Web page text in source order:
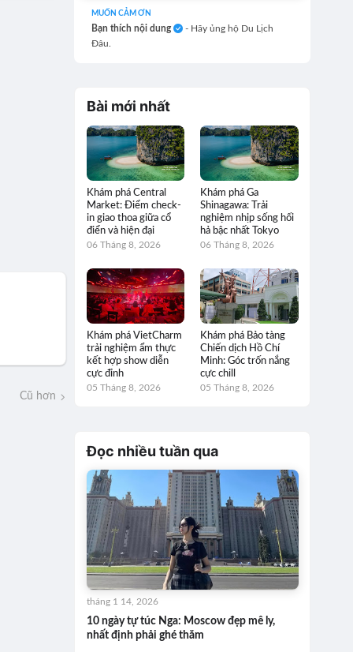
Cũ hơn
MUỐN CẢM ƠN
Bạn thích nội dung
- Hãy ủng hộ Du Lịch
Đâu.
Bài mới nhất
Khám phá Central
Market: Điểm check-
in giao thoa giữa cổ
điển và hiện đại
06 Tháng 8, 2026
Khám phá Ga
Shinagawa: Trải
nghiệm nhịp sống hối
hả bậc nhất Tokyo
06 Tháng 8, 2026
Khám phá VietCharm
trải nghiệm ẩm thực
kết hợp show diễn
cực đỉnh
05 Tháng 8, 2026
Khám phá Bảo tàng
Chiến dịch Hồ Chí
Minh: Góc trốn nắng
cực chill
05 Tháng 8, 2026
Đọc nhiều tuần qua
10 ngày tự túc Nga: Moscow đẹp mê ly,
nhất định phải ghé thăm
tháng 1 14, 2026